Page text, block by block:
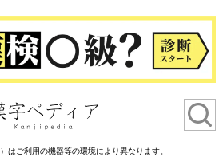
はご利用の機器等の環境により異なります。